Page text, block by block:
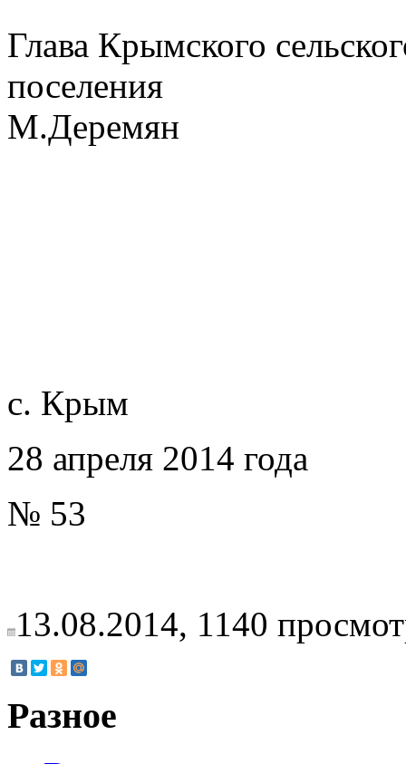
Глава Крымского
поселения
с. Крым
28 апреля 2014 года
№ 53
13.08.2014, 1140
Разное